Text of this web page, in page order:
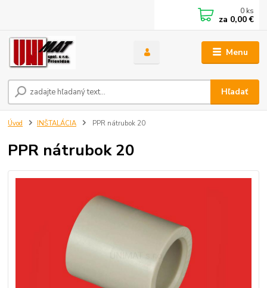
Menu
Hľadať
0 ks
za 0,00 €
Úvod INŠTALÁCIA PPR nátrubok 20
PPR nátrubok 20